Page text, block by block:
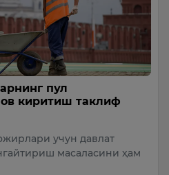
пул
киритиш таклиф
учун давлат
масаласини ҳам